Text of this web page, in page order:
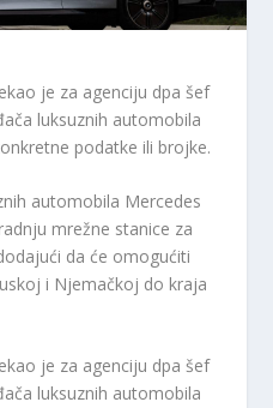
je za agenciju dpa šef
luksuznih automobila
podatke ili brojke.
automobila Mercedes
mrežne stanice za
da će omogućiti
i Njemačkoj do kraja
je za agenciju dpa šef
luksuznih automobila